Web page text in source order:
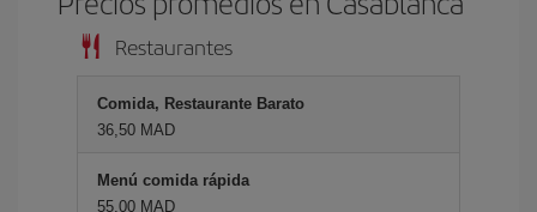
Restaurantes
Comida, Restaurante Barato
36,50 MAD
Menú comida rápida
55,00 MAD